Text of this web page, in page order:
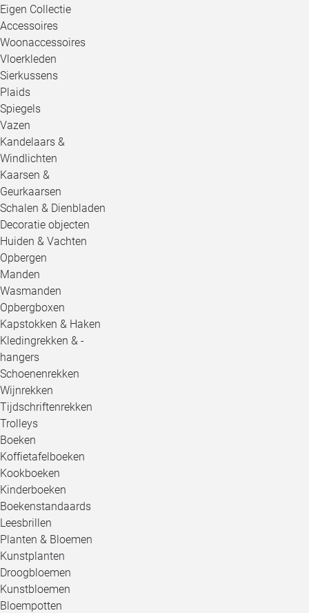
Eigen Collectie
Accessoires
Woonaccessoires
Vloerkleden
Sierkussens
Plaids
Spiegels
Vazen
Kandelaars &
Windlichten
Kaarsen &
Geurkaarsen
Schalen & Dienbladen
Decoratie objecten
Huiden & Vachten
Opbergen
Manden
Wasmanden
Opbergboxen
Kapstokken & Haken
Kledingrekken & -
hangers
Schoenenrekken
Wijnrekken
Tijdschriftenrekken
Trolleys
Boeken
Koffietafelboeken
Kookboeken
Kinderboeken
Boekenstandaards
Leesbrillen
Planten & Bloemen
Kunstplanten
Droogbloemen
Kunstbloemen
Bloempotten